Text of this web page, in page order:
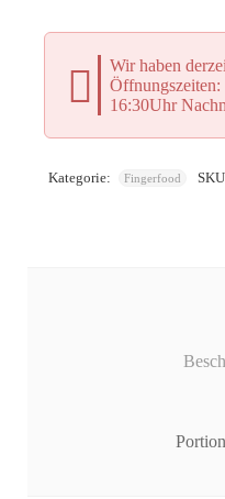
Wir haben
16:30Uhr
Kategorie: Fingerfood